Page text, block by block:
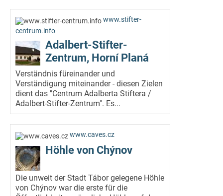
www.stifter-
centrum.info
Adalbert-Stifter-
Zentrum, Horní Planá
Verständnis füreinander und
Verständigung miteinander - diesen Zielen
dient das "Centrum Adalberta Stiftera /
Adalbert-Stifter-Zentrum". Es...
www.caves.cz
Höhle von Chýnov
Die unweit der Stadt Tábor gelegene Höhle
von Chýnov war die erste für die